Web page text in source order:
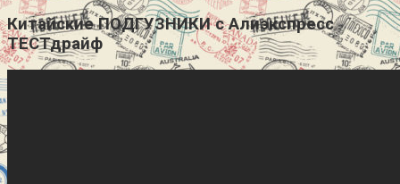
Китайские ПОДГУЗНИКИ с Алиэкспресс
ТЕСТдрайф